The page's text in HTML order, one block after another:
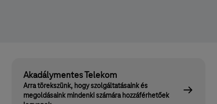
Akadálymentes Telekom
Arra törekszünk, hogy szolgáltatásaink és
megoldásaink mindenki számára hozzáférhetőek